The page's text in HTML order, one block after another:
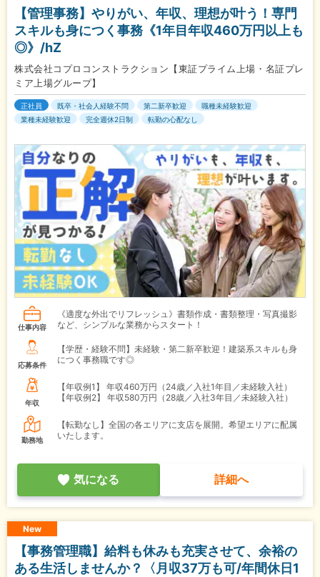
【管理事務】やりがい、年収、理想が叶う！専門
スキルも身につく事務《1年目年収460万円以上も
◎》/hZ
株式会社コプロコンストラクション【東証プライム上場・名証プレ
ミア上場グループ】
正社員 既卒・社会人経験不問 第二新卒歓迎
職種未経験歓迎
業種未経験歓迎
完全週休2日制 転勤の心配なし
仕事内容
《適度な外出でリフレッシュ》書類作成・書類整理・写真撮影
など、シンプルな業務からスタート！
応募条件
【学歴・経験不問】未経験・第二新卒歓迎！建築系スキルも身
につく事務職です◎
年収
【年収例1】
年収460万円（24歳／入社1年目／未経験入社）
【年収例2】
年収580万円（28歳／入社3年目／未経験入社）
勤務地
【転勤なし】全国の各エリアに支店を展開。希望エリアに配属
いたします。
気になる 詳細へ
New
【事務管理職】給料も休みも充実させて、余裕の
ある生活しませんか？〈月収37万も可/年間休日1